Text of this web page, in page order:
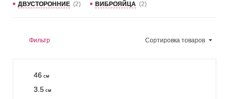
ДВУСТОРОННИЕ (2) ВИБРОЯЙЦА (2)
Фильтр Сортировка товаров
46 см
3.5 см